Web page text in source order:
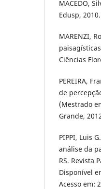
MACEDO,
Edusp, 2010.
MARENZI,
Ciências
PEREIRA,
de
(Mestrado
Grande,
PIPPI, Luis
análise da
RS. Revista
Disponível
Acesso em: